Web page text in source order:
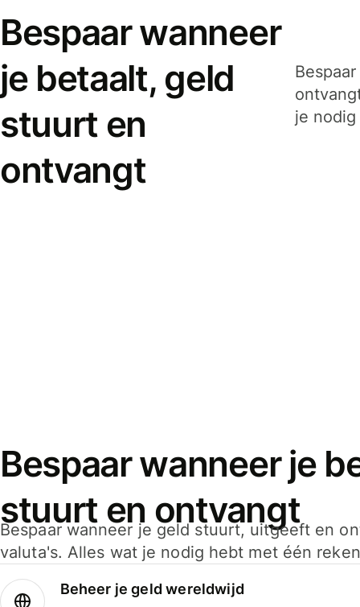
Bespaar wanneer
je betaalt, geld
stuurt en
ontvangt
je
Bespaar wanneer je
stuurt en ontvangt
Bespaar wanneer je geld stuurt, uitgeeft en
valuta's. Alles wat je nodig hebt met één
Beheer je geld wereldwijd